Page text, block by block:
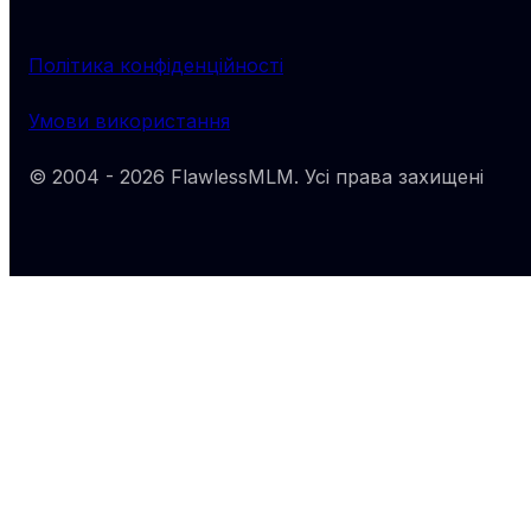
© 2004 - 2026 FlawlessMLM. Усі права захищені
Умови використання
Політика конфіденційності